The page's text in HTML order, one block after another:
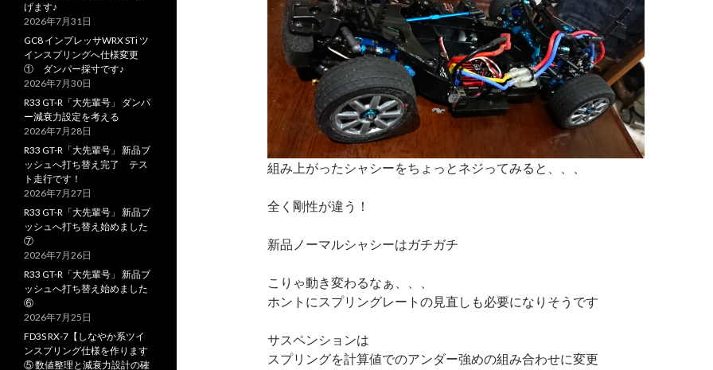
組み上がったシャシーをちょっとネジってみると、、、
全く剛性が違う！
新品ノーマルシャシーはガチガチ
こりゃ動き変わるなぁ、、、
ホントにスプリングレートの見直しも必要になりそうです
サスペンションは
スプリングを計算値でのアンダー強めの組み合わせに変更
げます♪
2026年7月31日
GC8 インプレッサWRX STi ツ
インスプリングへ仕様変更
① ダンパー採寸です♪
2026年7月30日
R33 GT-R「大先輩号」 ダンパ
ー減衰力設定を考える
2026年7月28日
R33 GT-R「大先輩号」 新品ブ
ッシュへ打ち替え完了 テス
ト走行です！
2026年7月27日
R33 GT-R「大先輩号」 新品ブ
ッシュへ打ち替え始めました
⑦
2026年7月26日
R33 GT-R「大先輩号」 新品ブ
ッシュへ打ち替え始めました
⑥
2026年7月25日
FD3S RX-7【しなやか系ツイ
ンスプリング仕様を作ります
⑤ 数値整理と減衰力設計の確